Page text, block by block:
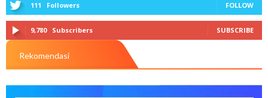
111 Followers FOLLOW
9,780 Subscribers SUBSCRIBE
Rekomendasi